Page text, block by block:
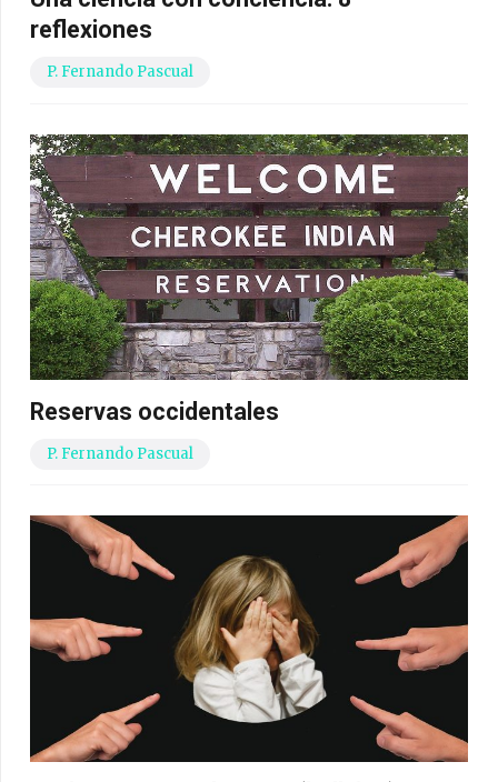
reflexiones
P. Fernando Pascual
Reservas occidentales
P. Fernando Pascual